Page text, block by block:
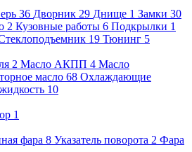
36 Дворник 29 Днище 1 Замки 30
2 Кузовные работы 6 Подкрылки 1
19 Тюнинг 5
2 Масло АКПП 4 Масло
масло 68 Охлаждающие
10
1
фара 8 Указатель поворота 2 Фара